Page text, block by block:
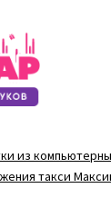
из
такси